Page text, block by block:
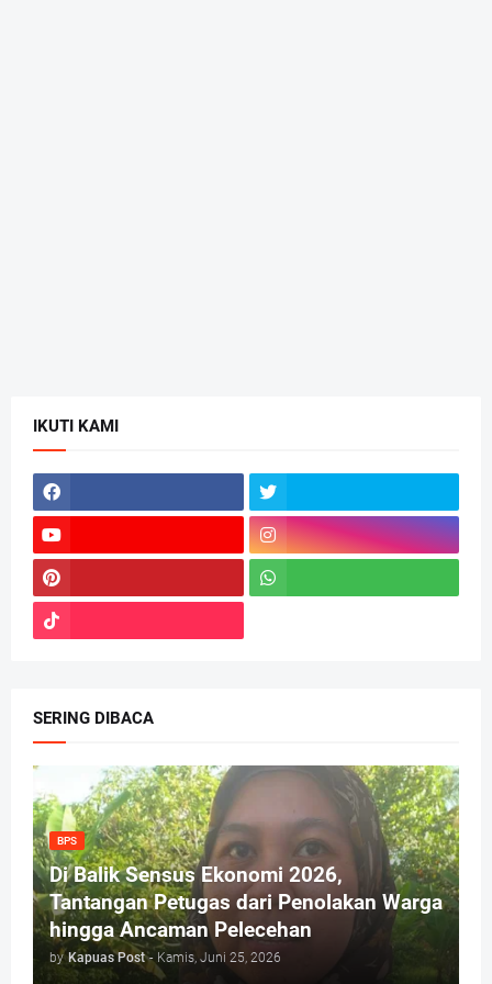
IKUTI KAMI
SERING DIBACA
BPS
Di Balik Sensus Ekonomi 2026,
Tantangan Petugas dari Penolakan Warga
hingga Ancaman Pelecehan
by Kapuas Post - Kamis, Juni 25, 2026